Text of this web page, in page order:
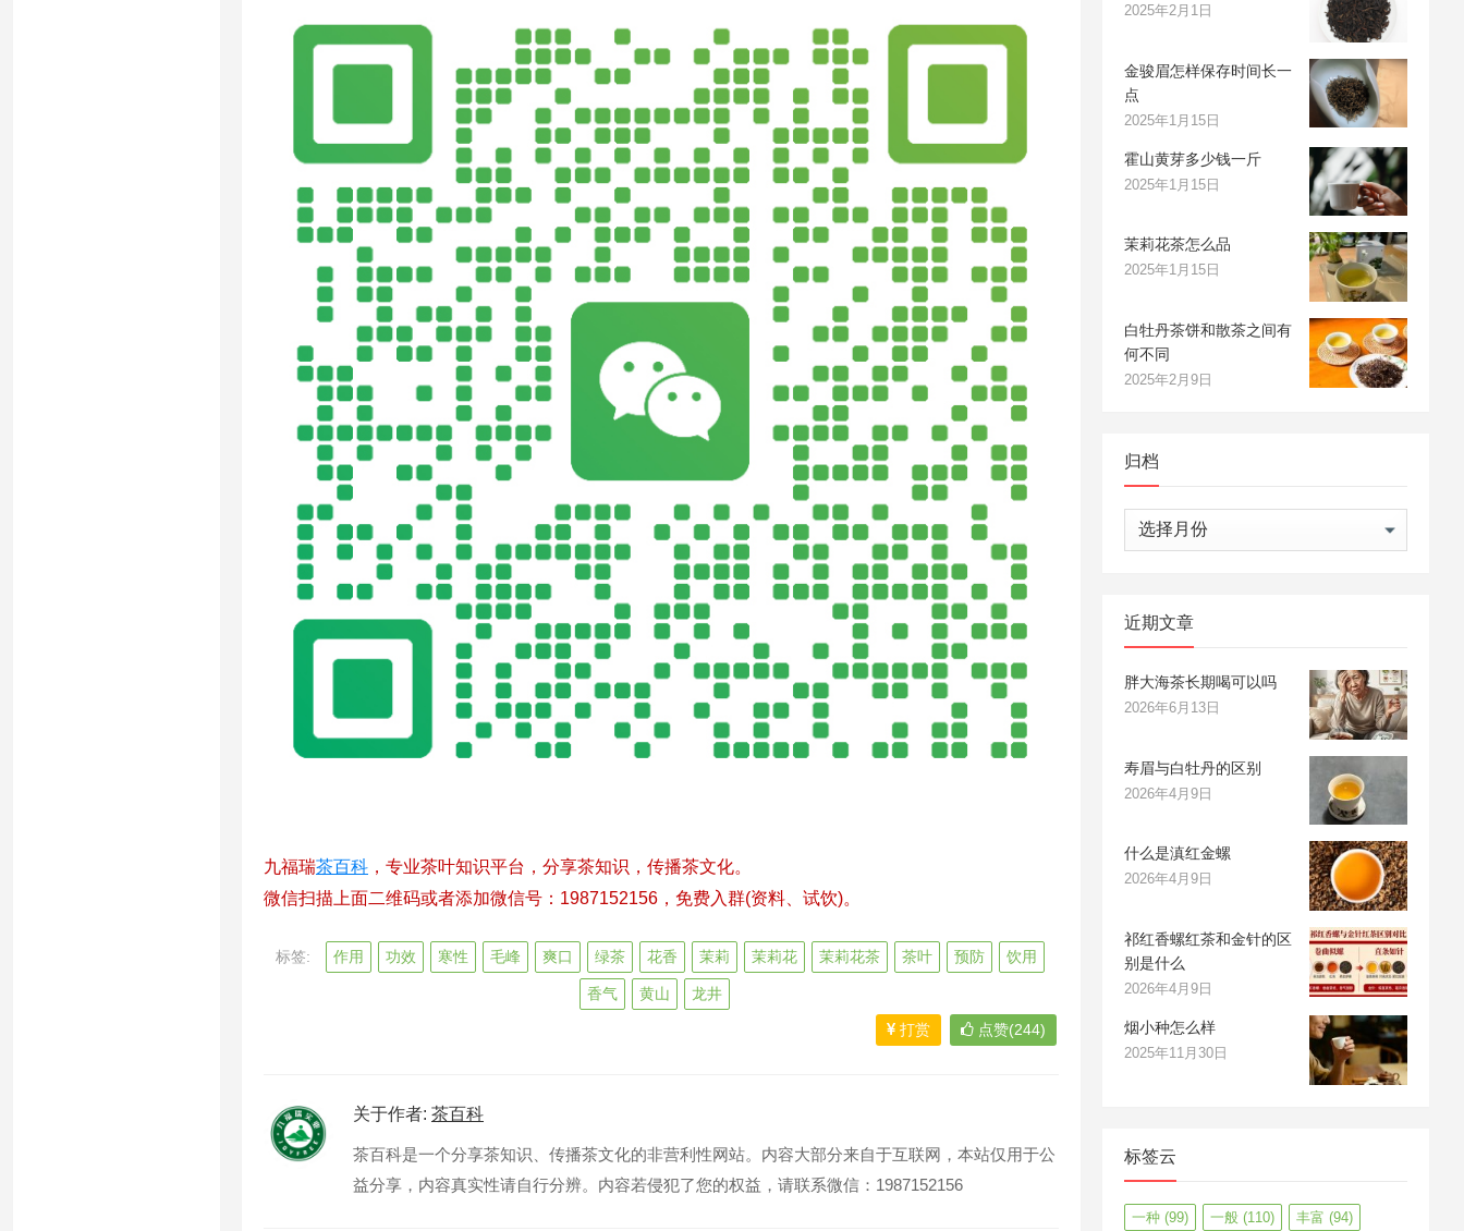
九福瑞茶百科 ，专业茶叶知识平台，分享茶知识，传播茶文化。
微信扫描上面二维码或者添加微信号：1987152156，免费入群(资料、试饮)。
标签: 作用 功效 寒性 毛峰 爽口 绿茶 花香 茉莉 茉莉花 茉莉花茶 茶叶 预防 饮用
香气 黄山 龙井
打赏 点赞(244)
关于作者: 茶百科
茶百科是一个分享茶知识、传播茶文化的非营利性网站。内容大部分来自于互联网，本站仅用于公
益分享，内容真实性请自行分辨。内容若侵犯了您的权益，请联系微信：1987152156
2025年2月1日
金骏眉怎样保存时间长一
点
2025年1月15日
霍山黄芽多少钱一斤
2025年1月15日
茉莉花茶怎么品
2025年1月15日
白牡丹茶饼和散茶之间有
何不同
2025年2月9日
归档
归
档
近期文章
胖大海茶长期喝可以吗
2026年6月13日
寿眉与白牡丹的区别
2026年4月9日
什么是滇红金螺
2026年4月9日
祁红香螺红茶和金针的区
别是什么
2026年4月9日
烟小种怎么样
2025年11月30日
标签云
一种 (99) 一般 (110) 丰富 (94)